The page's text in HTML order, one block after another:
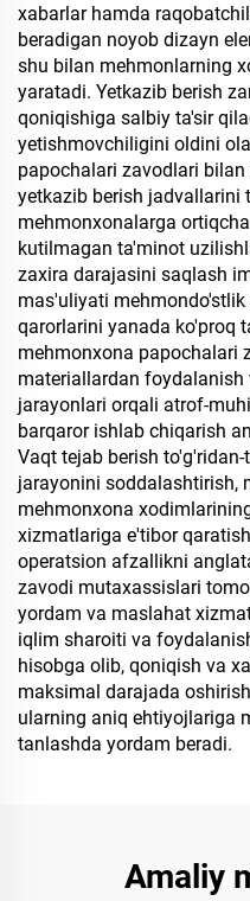
xabarlar hamda
beradigan noyob dizayn
shu bilan mehmonlarning
yaratadi. Yetkazib berish
qoniqishiga salbiy ta'sir
yetishmovchiligini oldini
papochalari zavodlari
yetkazib berish jadvallarini
mehmonxonalarga
kutilmagan ta'minot
zaxira darajasini saqlash
mas'uliyati
qarorlarini yanada ko'proq
mehmonxona papochalari
materiallardan
jarayonlari orqali atrof-
barqaror ishlab chiqarish
Vaqt tejab berish
jarayonini soddalashtirish,
mehmonxona
xizmatlariga e'tibor
operatsion afzallikni
zavodi mutaxassislari
yordam va maslahat
iqlim sharoiti va
hisobga olib, qoniqish va
maksimal darajada
ularning aniq ehtiyojlariga
tanlashda yordam beradi.
Amaliy